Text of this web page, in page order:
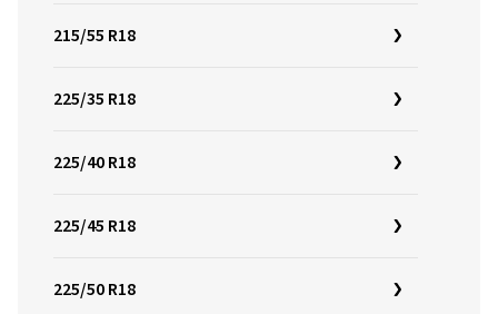
215/55 R18
225/35 R18
225/40 R18
225/45 R18
225/50 R18